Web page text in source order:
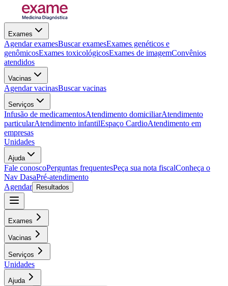
Exames
Agendar examesBuscar examesExames genéticos e
genômicosExames toxicológicosExames de imagemConvênios
atendidos
Vacinas
Agendar vacinasBuscar vacinas
Serviços
Infusão de medicamentosAtendimento domiciliarAtendimento
particularAtendimento infantilEspaço CardioAtendimento em
empresas
Unidades
Ajuda
Fale conoscoPerguntas frequentesPeça sua nota fiscalConheça o
Nav DasaPré-atendimento
Agendar
Resultados
Exames
Vacinas
Serviços
Unidades
Ajuda